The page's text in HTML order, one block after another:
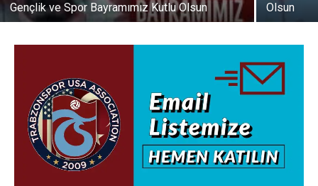
Gençlik ve Spor Bayramımız Kutlu Olsun
Olsun